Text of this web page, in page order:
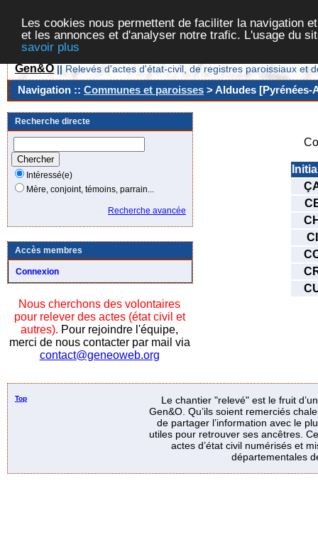
Les cookies nous permettent de faciliter la navigation
et les annonces et d'analyser notre trafic. L'usage du
savoir plus
Gen&O || Relevés d'actes d'état-civil, de registres paroissiaux et
Navigation :: Communes et paroisses > Aldudes [Pyrénées-
Recherche directe
Intéressé(e)
Mère, conjoint, témoins, parrain...
Recherche avancée
Accès membres
Connexion
Nous cherchons des volontaires
pour relever des actes (état civil et
autres). Pour rejoindre l'équipe,
merci de nous contacter par mail via
contact@geneoweb.org
CI
Top
Le chantier "relevé" est le fruit
Gen&O. Qu’ils soient remerciés
de partager l’information avec le
utiles pour retrouver ses ancêtres.
actes d’état civil numérisés et
départementales